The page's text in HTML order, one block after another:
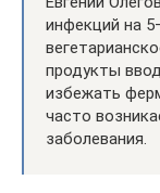
инфекций на
продукты
избежать
часто
заболевания.